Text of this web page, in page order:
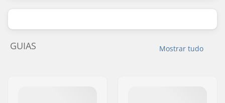
Mostrar tudo
GUIAS